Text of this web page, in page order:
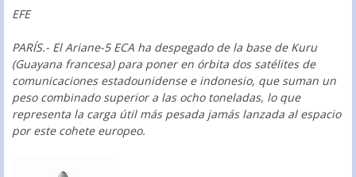
EFE
PARÍS.- El Ariane-5 ECA ha despegado de la base de Kuru
(Guayana francesa) para poner en órbita dos satélites de
comunicaciones estadounidense e indonesio, que suman un
peso combinado superior a las ocho toneladas, lo que
representa la carga útil más pesada jamás lanzada al espacio
por este cohete europeo.